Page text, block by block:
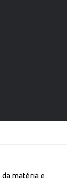
da matéria e